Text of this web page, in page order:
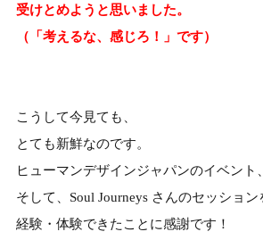
受けとめようと思いました。
（「考えるな、感じろ！」です）
こうして今見ても、
とても新鮮なのです。
ヒューマンデザインジャパンのイベント、
そして、Soul Journeys さんのセッション
経験・体験できたことに感謝です！